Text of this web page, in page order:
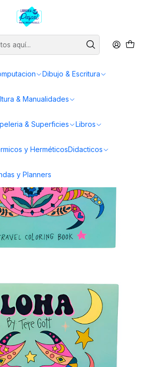
Dibujo & Escritura
& Manualidades
& Superficies Libros
y HerméticosDidacticos
y Planners
el texto del slide